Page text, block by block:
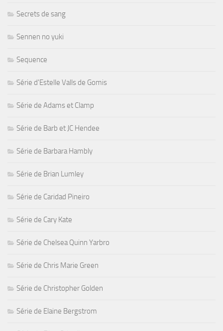
Secrets de sang
Sennen no yuki
Sequence
Série d'Estelle Valls de Gomis
Série de Adams et Clamp
Série de Barb et JC Hendee
Série de Barbara Hambly
Série de Brian Lumley
Série de Caridad Pineiro
Série de Cary Kate
Série de Chelsea Quinn Yarbro
Série de Chris Marie Green
Série de Christopher Golden
Série de Elaine Bergstrom